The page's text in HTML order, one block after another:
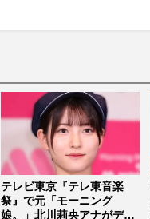
テレビ東京『テレ東音楽
祭』で元「モーニング
娘。」北川莉央アナがデビ